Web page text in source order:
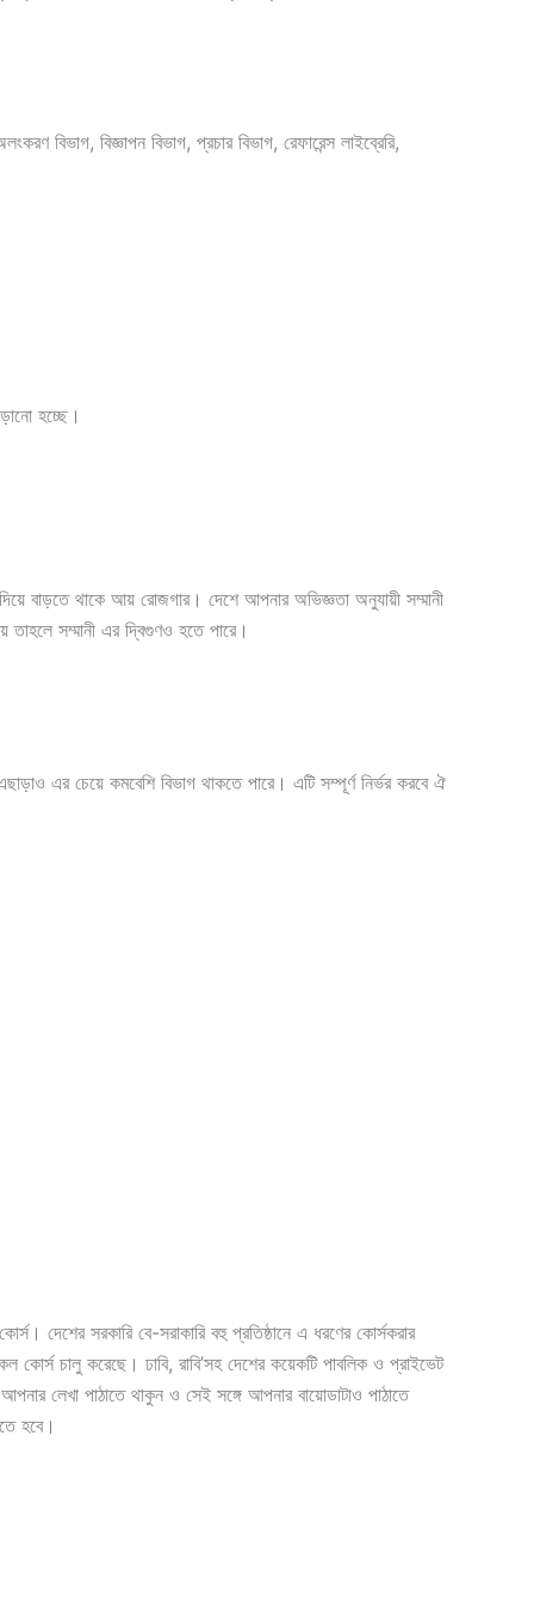
বিভাগ, বিজ্ঞাপন বিভাগ, প্রচার বিভাগ, রেফারেন্স লাইব্রেরি,
হচ্ছে।
বাড়তে থাকে আয় রোজগার। দেশে আপনার অভিজ্ঞতা অনুযায়ী সম্মানী
সম্মানী এর দ্বিগুণও হতে পারে।
এর চেয়ে কমবেশি বিভাগ থাকতে পারে। এটি সম্পূর্ণ নির্ভর করবে ঐ
দেশের সরকারি বে-সরাকারি বহু প্রতিষ্ঠানে এ ধরণের কোর্সকরার
চালু করেছে। ঢাবি, রাবি’সহ দেশের কয়েকটি পাবলিক ও প্রাইভেট
লেখা পাঠাতে থাকুন ও সেই সঙ্গে আপনার বায়োডাটাও পাঠাতে
হবে।